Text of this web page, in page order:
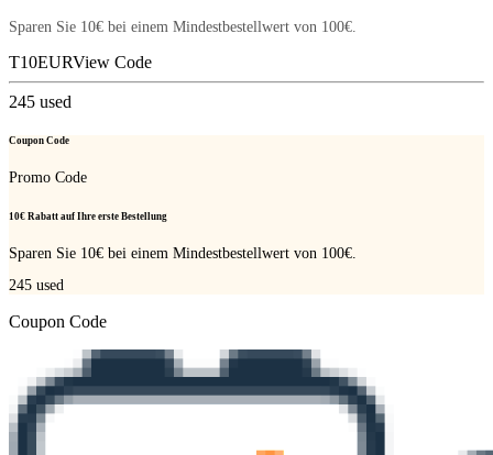
Sparen Sie 10€ bei einem Mindestbestellwert von 100€.
T10EURView Code
245 used
Coupon Code
Promo Code
10€ Rabatt auf Ihre erste Bestellung
Sparen Sie 10€ bei einem Mindestbestellwert von 100€.
245 used
Coupon Code